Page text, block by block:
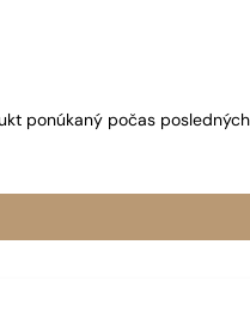
ponúkaný počas